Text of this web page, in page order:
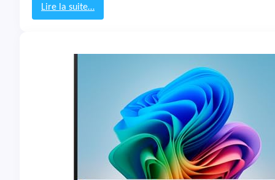
f
t
r
Lire la suite…
:
s